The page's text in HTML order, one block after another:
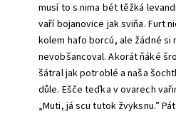
musí to s nima bét těžká
vaří bojanovice jak sviňa. Furt
kolem hafo borcú, ale žádné si
nevobšancoval. Akorát ňáké
šátral jak potroblé anaša
důle. Ešče teďka vovarech
„Muti, já scu tutok žvyksnu.”